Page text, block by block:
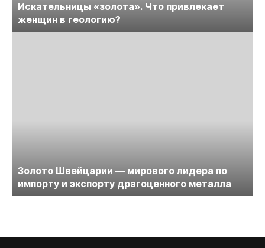
Искательницы «золота». Что привлекает
женщин в геологию?
Золото Швейцарии — мирового лидера по
импорту и экспорту драгоценного металла